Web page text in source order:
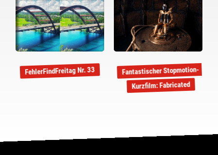
FehlerFindFreitag Nr. 33 Fantastischer Stopmotion-
Kurzfilm: Fabricated